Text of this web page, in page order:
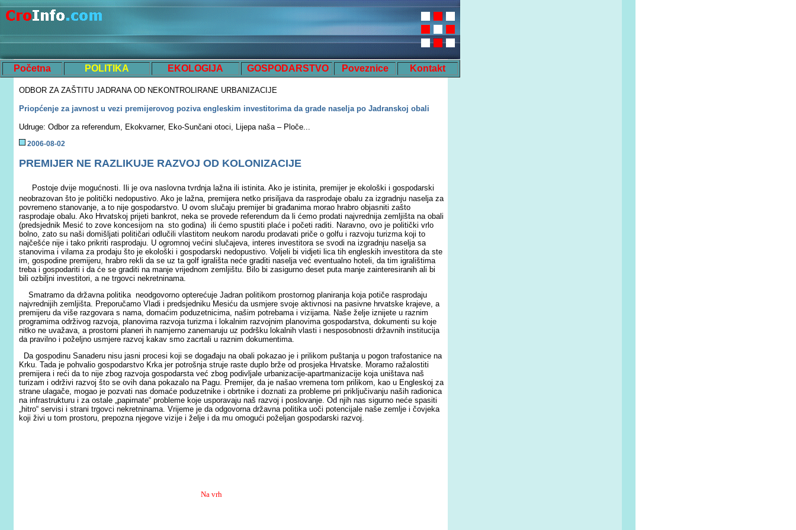
Početna POLITIKA EKOLOGIJA GOSPODARSTVO Poveznice Kontakt
ODBOR ZA ZAŠTITU JADRANA OD NEKONTROLIRANE URBANIZACIJE
Priopćenje za javnost u vezi premijerovog poziva engleskim investitorima da grade naselja po Jadranskoj obali
Udruge: Odbor za referendum, Ekokvarner, Eko-Sunčani otoci, Lijepa naša – Ploče...
2006-08-02
PREMIJER NE RAZLIKUJE RAZVOJ OD KOLONIZACIJE
Postoje dvije mogućnosti. Ili je ova naslovna tvrdnja lažna ili istinita. Ako je istinita, premijer je ekološki i gospodarski
neobrazovan što je politički nedopustivo. Ako je lažna, premijera netko prisiljava da rasprodaje obalu za izgradnju naselja za
povremeno stanovanje, a to nije gospodarstvo. U ovom slučaju premijer bi građanima morao hrabro objasniti zašto
rasprodaje obalu. Ako Hrvatskoj prijeti bankrot, neka se provede referendum da li ćemo prodati najvrednija zemljišta na obali
(predsjednik Mesić to zove koncesijom na sto godina) ili ćemo spustiti plaće i početi raditi. Naravno, ovo je politički vrlo
bolno, zato su naši domišljati političari odlučili vlastitom neukom narodu prodavati priče o golfu i razvoju turizma koji to
najčešće nije i tako prikriti rasprodaju. U ogromnoj većini slučajeva, interes investitora se svodi na izgradnju naselja sa
stanovima i vilama za prodaju što je ekološki i gospodarski nedopustivo. Voljeli bi vidjeti lica tih engleskih investitora da ste
im, gospodine premijeru, hrabro rekli da se uz ta golf igrališta neće graditi naselja već eventualno hoteli, da tim igralištima
treba i gospodariti i da će se graditi na manje vrijednom zemljištu. Bilo bi zasigurno deset puta manje zainteresiranih ali bi
bili ozbiljni investitori, a ne trgovci nekretninama.
Smatramo da državna politika neodgovorno opterećuje Jadran politikom prostornog planiranja koja potiče rasprodaju
najvrednijih zemljišta. Preporučamo Vladi i predsjedniku Mesiću da usmjere svoje aktivnosi na pasivne hrvatske krajeve, a
premijeru da više razgovara s nama, domaćim poduzetnicima, našim potrebama i vizijama. Naše želje iznijete u raznim
programima održivog razvoja, planovima razvoja turizma i lokalnim razvojnim planovima gospodarstva, dokumenti su koje
nitko ne uvažava, a prostorni planeri ih namjerno zanemaruju uz podršku lokalnih vlasti i nesposobnosti državnih institucija
da pravilno i poželjno usmjere razvoj kakav smo zacrtali u raznim dokumentima.
Da gospodinu Sanaderu nisu jasni procesi koji se događaju na obali pokazao je i prilikom puštanja u pogon trafostanice na
Krku. Tada je pohvalio gospodarstvo Krka jer potrošnja struje raste duplo brže od prosjeka Hrvatske. Moramo ražalostiti
premijera i reći da to nije zbog razvoja gospodarsta već zbog podivljale urbanizacije-apartmanizacije koja uništava naš
turizam i održivi razvoj što se ovih dana pokazalo na Pagu. Premijer, da je našao vremena tom prilikom, kao u Engleskoj za
strane ulagače, mogao je pozvati nas domaće poduzetnike i obrtnike i doznati za probleme pri priključivanju naših radionica
na infrastrukturu i za ostale „papirnate“ probleme koje usporavaju naš razvoj i poslovanje. Od njih nas sigurno neće spasiti
„hitro“ servisi i strani trgovci nekretninama. Vrijeme je da odgovorna državna politika uoči potencijale naše zemlje i čovjeka
koji živi u tom prostoru, prepozna njegove vizije i želje i da mu omogući poželjan gospodarski razvoj.
Na vrh